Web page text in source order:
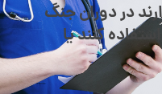
در دوران جنگ
کنند یا